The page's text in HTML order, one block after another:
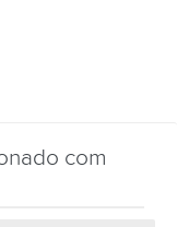
com